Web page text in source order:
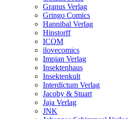
Granus Verlag
Gringo Comics
Hannibal Verlag
Hinstorff
ICOM
ilovecomics
Impian Verlag
Insektenhaus
Insektenkult
Interdictum Verlag
Jacoby & Stuart
Jaja Verlag
JNK